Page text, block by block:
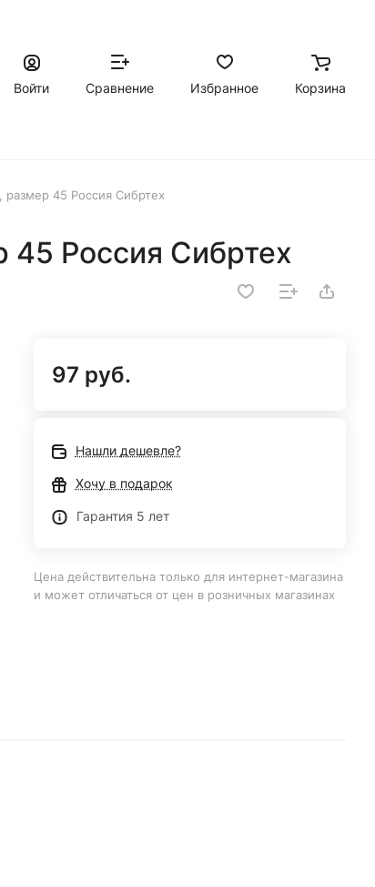
Войти
Сравнение Избранное Корзина
45 Россия Сибртех
Россия Сибртех
97 руб.
Нашли дешевле?
Хочу в подарок
Гарантия 5 лет
Цена действительна только для интернет-магазина
и может отличаться от цен в розничных магазинах